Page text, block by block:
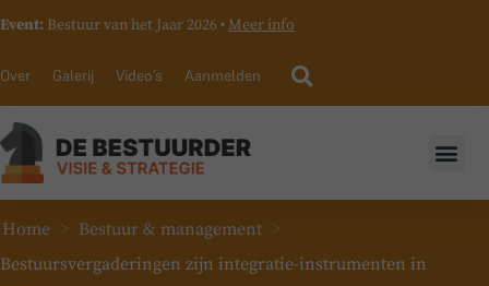
Event: Bestuur van het Jaar 2026 • Meer info
Over Galerij Video’s Aanmelden
Home > Bestuur & management >
Bestuursvergaderingen zijn integratie-instrumenten in